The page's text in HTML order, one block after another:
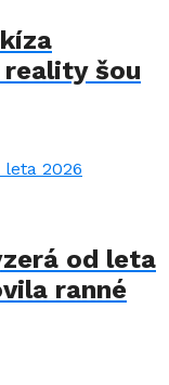
reality šou
od leta
ranné